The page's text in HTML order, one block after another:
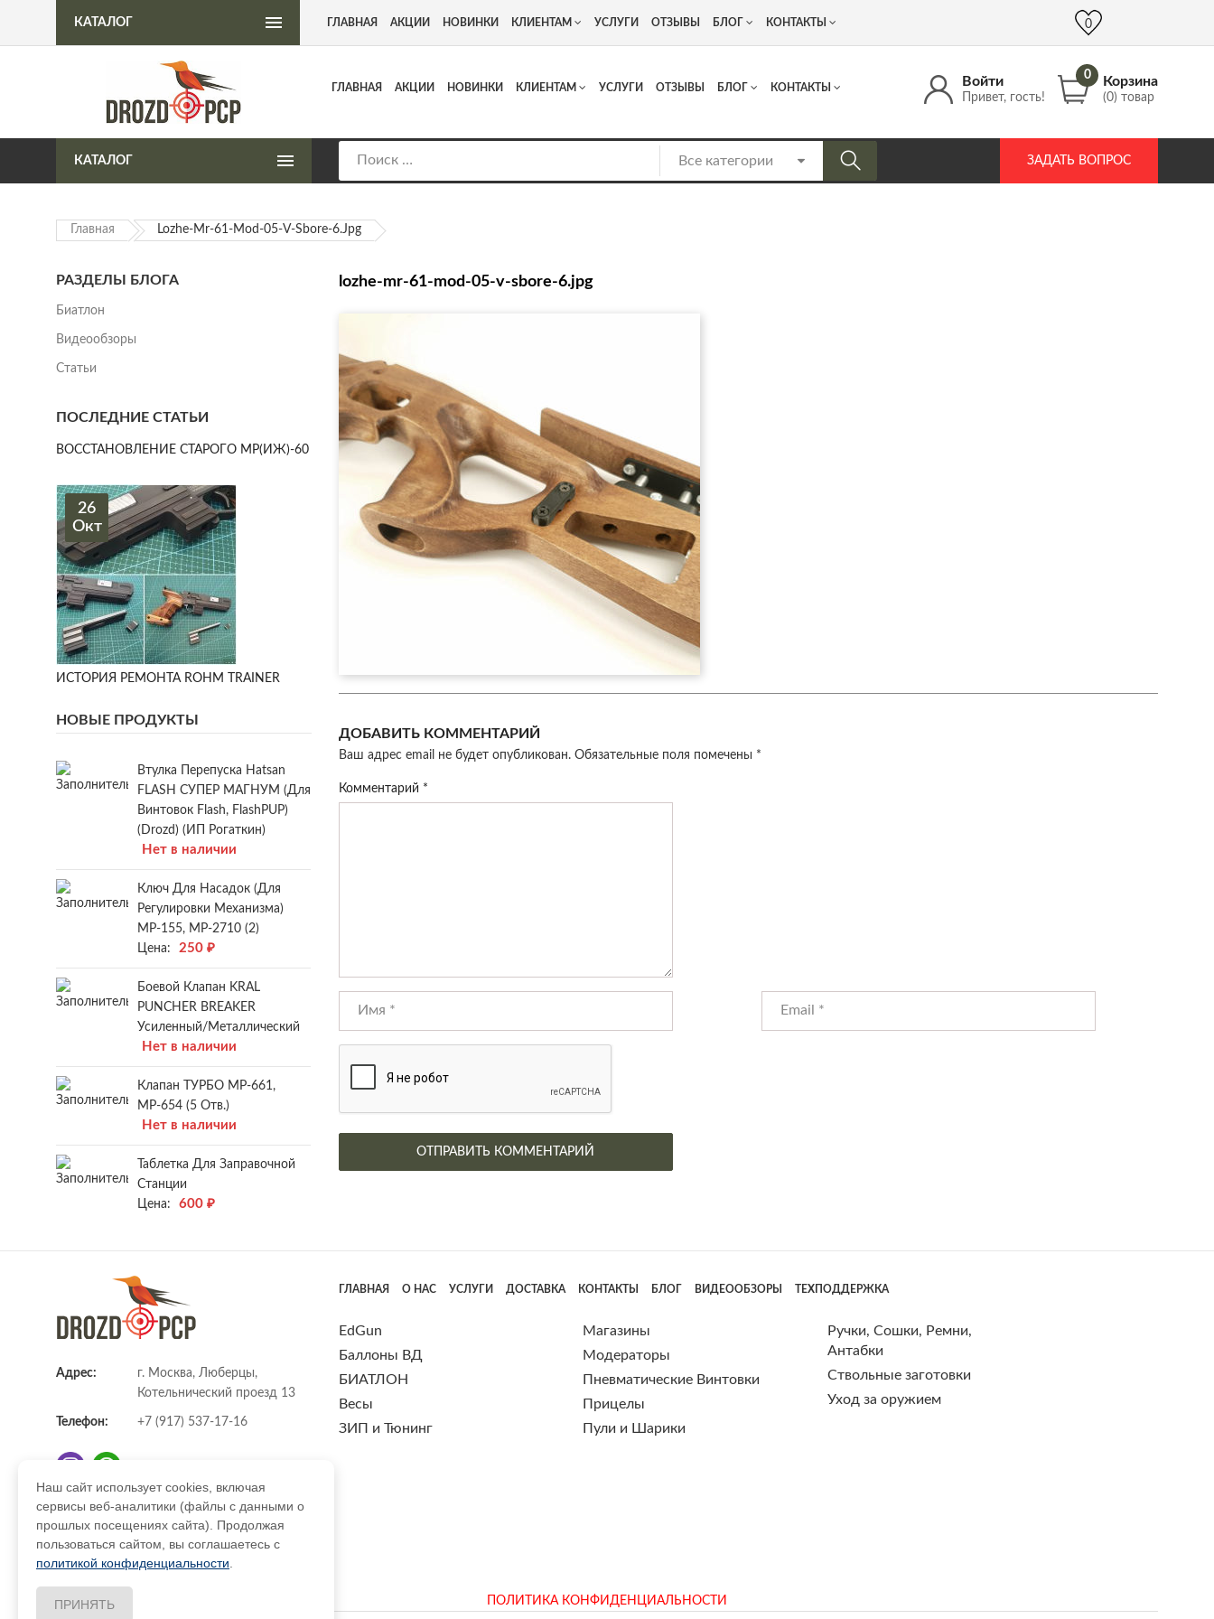
Интернет-магазин пневматического оружия Адрес: г. Москва, Люберцы, Котельнический проезд 13 +7 (917) 537 17 16 info@DrozdPcp.ru
Войти
Привет, гость!
0 Корзина
(0) товар
ГЛАВНАЯ АКЦИИ НОВИНКИ КЛИЕНТАМ УСЛУГИ ОТЗЫВЫ БЛОГ КОНТАКТЫ
КАТАЛОГ ЗАДАТЬ ВОПРОС
КАТАЛОГ ГЛАВНАЯ АКЦИИ НОВИНКИ КЛИЕНТАМ УСЛУГИ ОТЗЫВЫ БЛОГ КОНТАКТЫ 0
Главная Lozhe-Mr-61-Mod-05-V-Sbore-6.jpg
lozhe-mr-61-mod-05-v-sbore-6.jpg
ДОБАВИТЬ КОММЕНТАРИЙ
Ваш адрес email не будет опубликован. Обязательные поля помечены *
Комментарий *
РАЗДЕЛЫ БЛОГА
Биатлон
Видеообзоры
Статьи
ПОСЛЕДНИЕ СТАТЬИ
ВОССТАНОВЛЕНИЕ СТАРОГО МР(ИЖ)-60
26
Окт
ИСТОРИЯ РЕМОНТА ROHM TRAINER
НОВЫЕ ПРОДУКТЫ
Втулка Перепуска Hatsan
FLASH СУПЕР МАГНУМ (для
Винтовок Flash, FlashPUP)
(Drozd) (ИП Рогаткин)
Нет в наличии
Ключ Для Насадок (для
Регулировки Механизма)
МР-155, МР-2710 (2)
Цена:
250 ₽
Боевой Клапан KRAL
PUNCHER BREAKER
Усиленный/металлический
Нет в наличии
Клапан ТУРБО МР-661,
МР-654 (5 Отв.)
Нет в наличии
Таблетка Для Заправочной
Станции
Цена:
600 ₽
Адрес:
г. Москва, Люберцы,
Котельнический проезд 13
Телефон: +7 (917) 537-17-16
E-mail: info@DrozdPcp.ru
ГЛАВНАЯ О НАС УСЛУГИ ДОСТАВКА КОНТАКТЫ БЛОГ ВИДЕООБЗОРЫ ТЕХПОДДЕРЖКА
EdGun
Баллоны ВД
БИАТЛОН
Весы
ЗИП и Тюнинг
Магазины
Модераторы
Пневматические Винтовки
Прицелы
Пули и Шарики
Ручки, Сошки, Ремни,
Антабки
Ствольные заготовки
Уход за оружием
ПОЛИТИКА КОНФИДЕНЦИАЛЬНОСТИ
Наш сайт использует cookies, включая
сервисы веб-аналитики (файлы с данными о
прошлых посещениях сайта). Продолжая
пользоваться сайтом, вы соглашаетесь с
политикой конфиденциальности
ПРИНЯТЬ